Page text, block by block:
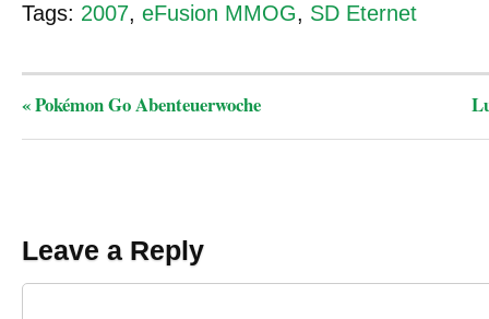
Tags: 2007, eFusion MMOG, SD Eternet
«Pokémon Go Abenteuerwoche
Leave a Reply